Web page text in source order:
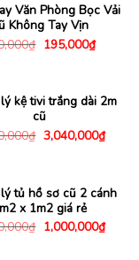
Văn Phòng Bọc Vải
Không Tay Vịn
₫ Giá
195,000₫Giá
hiện
kệ tivi trắng dài 2m
cũ
₫ Giá
gốc
3,040,000₫Giá
hiện
tủ hồ sơ cũ 2 cánh
x 1m2 giá rẻ
₫ Giá
gốc
1,000,000₫Giá
hiện